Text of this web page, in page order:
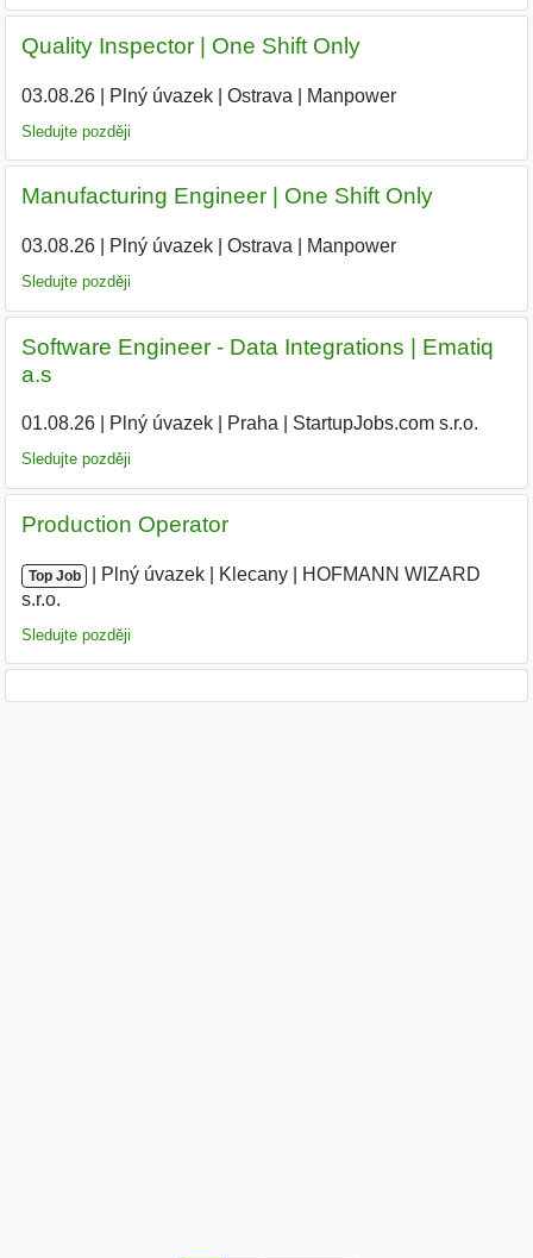
Quality Inspector | One Shift Only
03.08.26| Plný úvazek| Ostrava Manpower
Sledujte později
Manufacturing Engineer | One Shift Only
03.08.26| Plný úvazek| Ostrava Manpower
Sledujte později
Software Engineer - Data Integrations | Ematiq
a.s
01.08.26| Plný úvazek| Praha StartupJobs.com s.r.o.
Sledujte později
Production Operator
Top Job Plný úvazek Klecany
HOFMANN WIZARD
s.r.o.
Sledujte později